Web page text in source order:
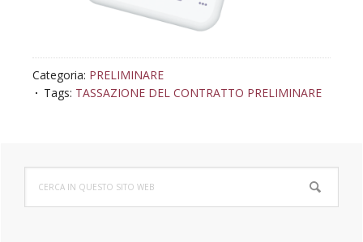
Categoria: PRELIMINARE
Tags: TASSAZIONE DEL CONTRATTO PRELIMINARE
Barra
laterale
questo